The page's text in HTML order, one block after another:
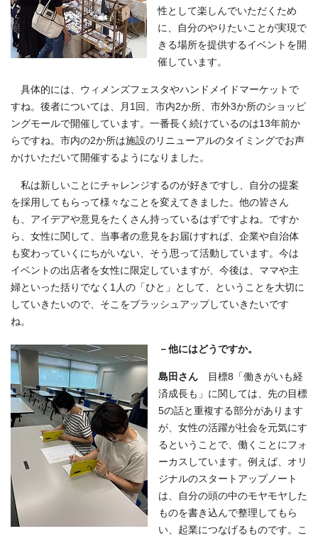
性として楽しんでいただくため
に、自分のやりたいことが実現で
きる場所を提供するイベントを開
催しています。
具体的には、ウィメンズフェスタやハンドメイドマーケットで
すね。後者については、月1回、市内2か所、市外3か所のショッピ
ングモールで開催しています。一番長く続けているのは13年前か
らですね。市内の2か所は施設のリニューアルのタイミングでお声
かけいただいて開催するようになりました。
私は新しいことにチャレンジするのが好きですし、自分の提案
を採用してもらって様々なことを変えてきました。他の皆さん
も、アイデアや意見をたくさん持っているはずですよね。ですか
ら、女性に関して、当事者の意見をお届けすれば、企業や自治体
も変わっていくにちがいない、そう思って活動しています。今は
イベントの出店者を女性に限定していますが、今後は、ママや主
婦といった括りでなく1人の「ひと」として、ということを大切に
していきたいので、そこをブラッシュアップしていきたいです
ね。
－他にはどうですか。
島田さん 目標8「働きがいも経
済成長も」に関しては、先の目標
5の話と重複する部分があります
が、女性の活躍が社会を元気にす
るということで、働くことにフォ
ーカスしています。例えば、オリ
ジナルのスタートアップノート
は、自分の頭の中のモヤモヤした
ものを書き込んで整理してもら
い、起業につなげるものです。こ